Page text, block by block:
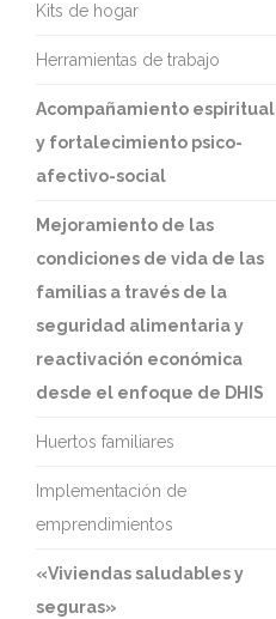
Kits de hogar
Herramientas de trabajo
Acompañamiento espiritual
y fortalecimiento psico-
afectivo-social
Mejoramiento de las
condiciones de vida de las
familias a través de la
seguridad alimentaria y
reactivación económica
desde el enfoque de DHIS
Huertos familiares
Implementación de
emprendimientos
«Viviendas saludables y
seguras»